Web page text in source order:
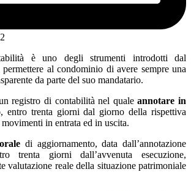
è uno degli strumenti introdotti dal
al condominio di avere sempre una
da parte del suo mandatario.
registro di contabilità nel qualeannotare in
, entro trenta giorni dal giorno della rispettiva
in entrata ed in uscita.
di aggiornamento, data dall’annotazione
trenta giorni dall’avvenuta esecuzione,
valutazione reale della situazione patrimoniale